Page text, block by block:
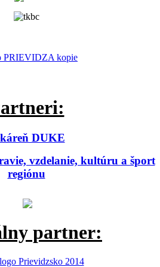
DUKE
vzdelanie, kultúru a šport
regiónu
partner: